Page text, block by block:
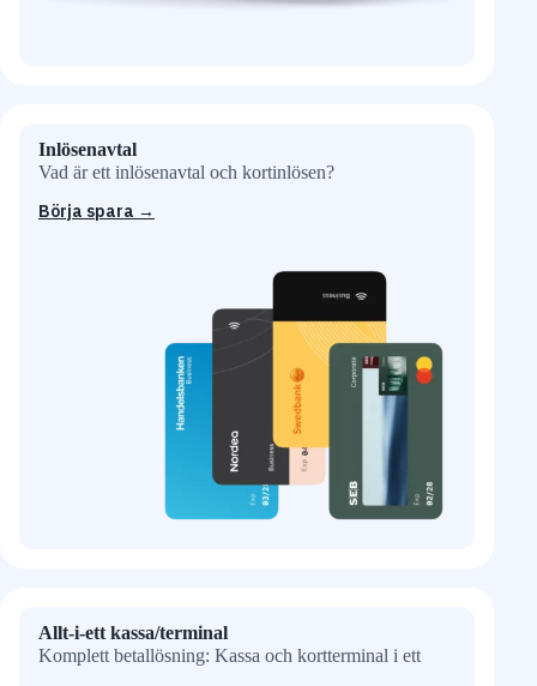
Inlösenavtal
Vad är ett inlösenavtal och kortinlösen?
Börja spara →
Allt-i-ett kassa/terminal
Komplett betallösning: Kassa och kortterminal i ett